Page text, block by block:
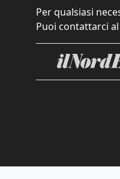
Per qualsiasi
Puoi contattarci